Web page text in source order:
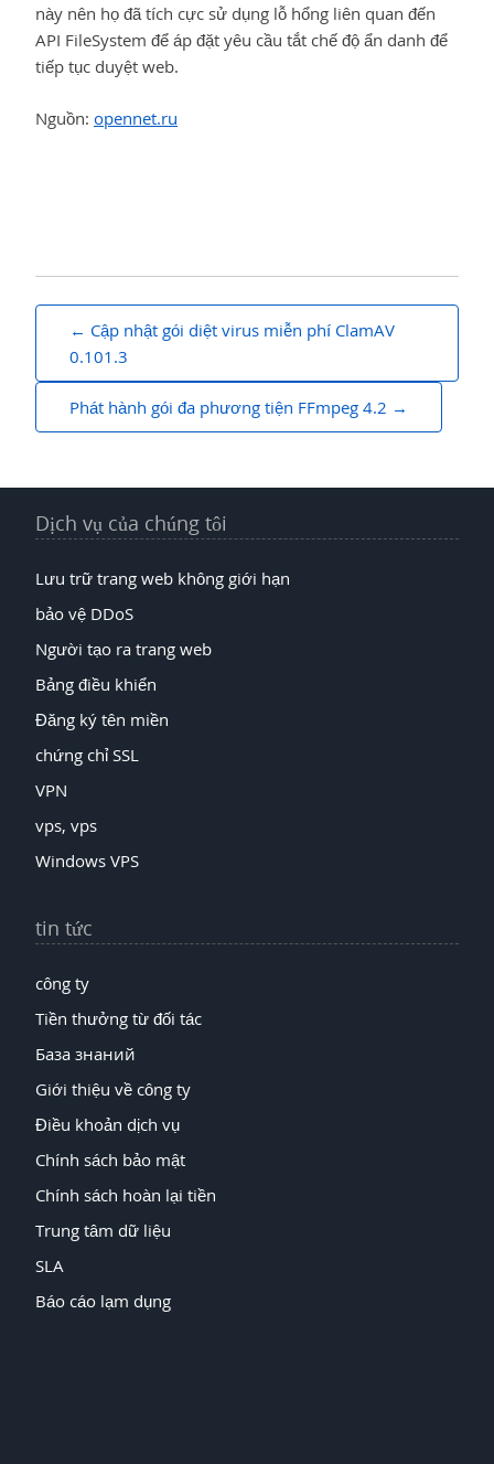
này nên họ đã tích cực sử dụng lỗ hổng liên quan đến
API FileSystem để áp đặt yêu cầu tắt chế độ ẩn danh để
tiếp tục duyệt web.
Nguồn: opennet.ru
chuyển
hướng
Cập nhật gói diệt virus miễn phí ClamAV
0.101.3
Phát hành gói đa phương tiện FFmpeg 4.2
Dịch vụ của chúng tôi
Lưu trữ trang web không giới hạn
bảo vệ DDoS
Người tạo ra trang web
Bảng điều khiển
Đăng ký tên miền
chứng chỉ SSL
VPN
vps, vps
Windows VPS
tin tức
công ty
Tiền thưởng từ đối tác
База знаний
Giới thiệu về công ty
Điều khoản dịch vụ
Chính sách bảo mật
Chính sách hoàn lại tiền
Trung tâm dữ liệu
SLA
Báo cáo lạm dụng